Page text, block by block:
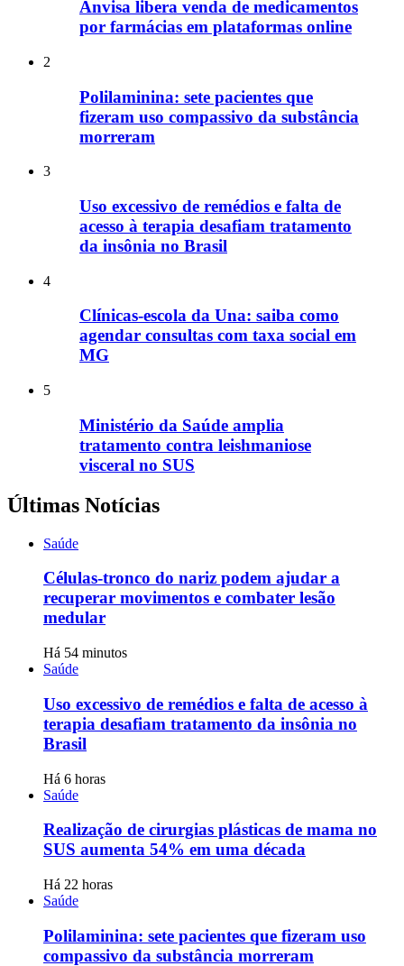
Anvisa libera venda de medicamentos
por farmácias em plataformas online
2
Polilaminina: sete pacientes que
fizeram uso compassivo da substância
morreram
3
Uso excessivo de remédios e falta de
acesso à terapia desafiam tratamento
da insônia no Brasil
4
Clínicas-escola da Una: saiba como
agendar consultas com taxa social em
MG
5
Ministério da Saúde amplia
tratamento contra leishmaniose
visceral no SUS
Últimas Notícias
Saúde
Células-tronco do nariz podem ajudar a
recuperar movimentos e combater lesão
medular
Há 54 minutos
Saúde
Uso excessivo de remédios e falta de acesso à
terapia desafiam tratamento da insônia no
Brasil
Há 6 horas
Saúde
Realização de cirurgias plásticas de mama no
SUS aumenta 54% em uma década
Há 22 horas
Saúde
Polilaminina: sete pacientes que fizeram uso
compassivo da substância morreram